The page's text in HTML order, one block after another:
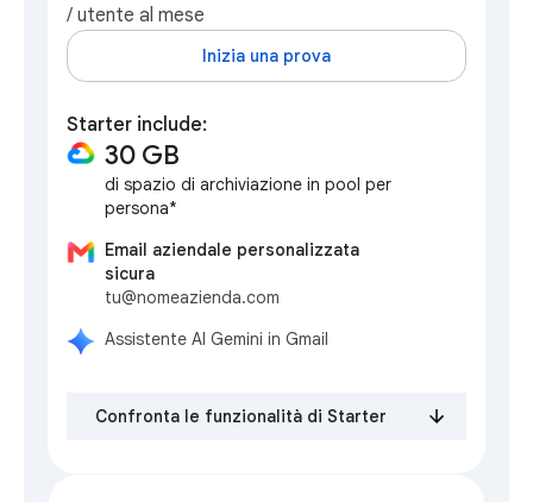
/ utente al mese
Inizia una prova
Starter include:
30 GB
di spazio di archiviazione in pool per
persona*
Email aziendale personalizzata
sicura
tu@nomeazienda.com
Assistente AI Gemini in Gmail
Confronta le funzionalità di Starter